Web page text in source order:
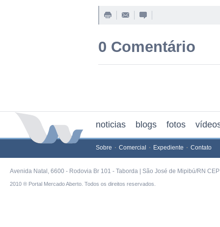
0 Comentário
noticias blogs fotos
Sobre Comercial Expediente Contato
Avenida Natal, 6600 - Rodovia Br 101 - Taborda | São José de Mipibú/RN
2010 ® Portal Mercado Aberto. Todos os direitos reservados.